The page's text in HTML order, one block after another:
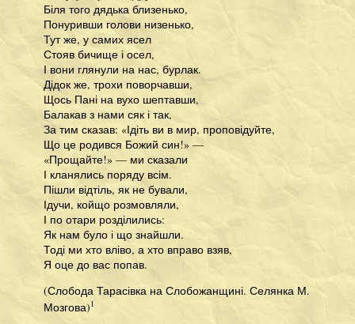
Біля того дядька близенько,
Понуривши голови низенько,
Тут же, у самих ясел
Стояв бичище і осел,
І вони глянули на нас, бурлак.
Дідок же, трохи поворчавши,
Щось Пані на вухо шептавши,
Балакав з нами сяк і так,
За тим сказав: «Ідіть ви в мир, проповідуйте,
Що це родився Божий син!» —
«Прощайте!» — ми сказали
І кланялись поряду всім.
Пішли відтіль, як не бували,
Ідучи, койщо розмовляли,
І по отари розділились:
Як нам було і що знайшли.
Тоді ми хто вліво, а хто вправо взяв,
Я оце до вас попав.
(Слобода Тарасівка на Слобожанщині. Селянка М.
Мозгова)1